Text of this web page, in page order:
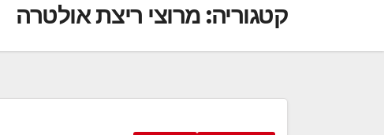
קטגוריה: מרוצי ריצת אולטרה